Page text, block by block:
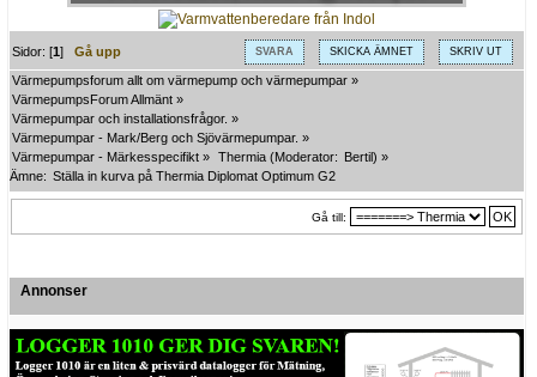
SVARA SKICKA ÄMNET SKRIV UT
Sidor: [1]Gå upp
Värmepumpsforum allt om värmepump och värmepumpar »
VärmepumpsForum Allmänt »
Värmepumpar och installationsfrågor. »
Värmepumpar - Mark/Berg och Sjövärmepumpar. »
Värmepumpar - Märkesspecifikt » Thermia (Moderator: Bertil) »
Ämne: Ställa in kurva på Thermia Diplomat Optimum G2
Gå till:
Annonser